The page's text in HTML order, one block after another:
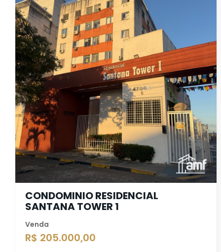
CONDOMINIO RESIDENCIAL
SANTANA TOWER 1
Venda
R$ 205.000,00